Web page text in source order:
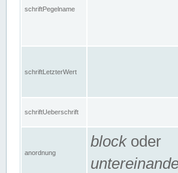
schriftPegelname
schriftLetzterWert
schriftUeberschrift
anordnung
blockoder